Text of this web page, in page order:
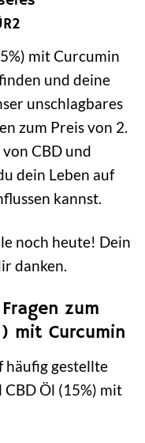
mit Curcumin
und deine
unschlagbares
zum Preis von 2.
CBD und
dein Leben auf
kannst.
noch heute! Dein
danken.
zum
mit Curcumin
häufig gestellte
Öl (15%) mit